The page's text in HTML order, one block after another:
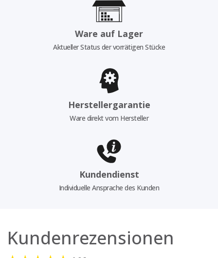
Ware auf Lager
Aktueller Status der vorrätigen Stücke
Herstellergarantie
Ware direkt vom Hersteller
Kundendienst
Individuelle Ansprache des Kunden
Kundenrezensionen